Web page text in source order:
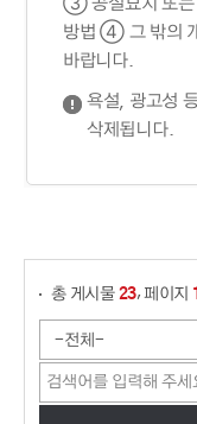
③ 공설묘지 또는
방법 ④ 그 밖의 개
바랍니다.
욕설, 광고성
삭제됩니다.
총 게시물 23, 페이지 1